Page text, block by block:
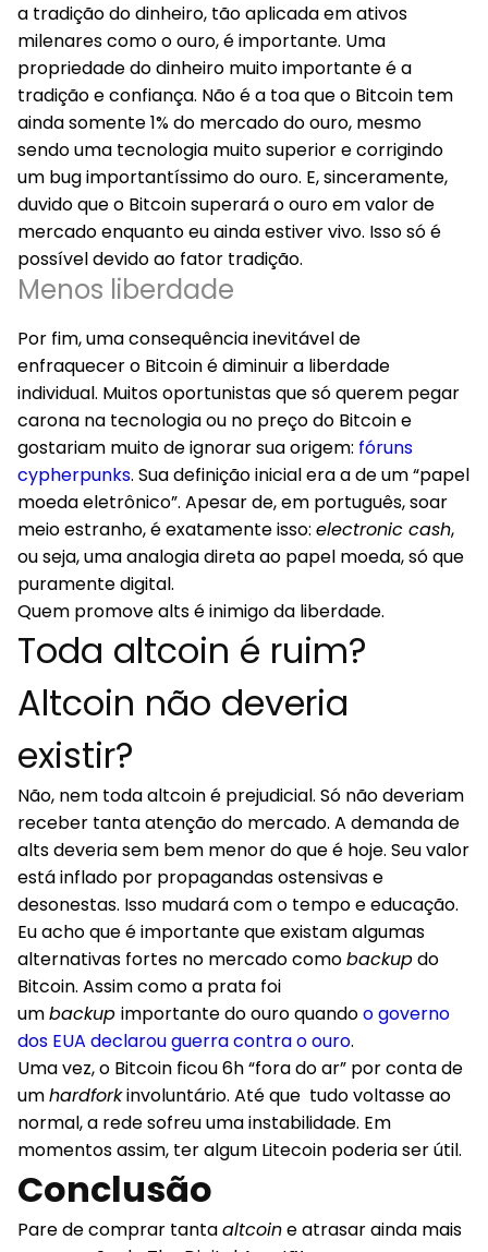
a tradiçãodo dinheiro, tão aplicada em ativos
milenares como o ouro, é importante. Uma
propriedade do dinheiro muito importante é a
tradição e confiança. Não é a toa que o Bitcoin tem
ainda somente 1% do mercado do ouro, mesmo
sendo uma tecnologia muito superior e corrigindo
um bug importantíssimo do ouro. E, sinceramente,
duvido que o Bitcoin superará o ouro em valor de
mercado enquanto eu ainda estiver vivo. Isso só é
possível devido ao fator tradição.
Menos liberdade
Por fim, uma consequência inevitável de
enfraquecer o Bitcoin é diminuir a liberdade
individual. Muitos oportunistas que só querem pegar
carona na tecnologia ou no preço do Bitcoin e
gostariam muito de ignorar sua origem: fóruns
cypherpunks. Sua definição inicial era a de um “papel
moeda eletrônico”. Apesar de, em português, soar
meio estranho, é exatamente isso: electronic cash,
ou seja, uma analogia direta ao papel moeda, só que
puramente digital.
Quem promove alts é inimigo da liberdade.
Toda altcoin é ruim?
Altcoin não deveria
existir?
Não, nem toda altcoin é prejudicial. Só não deveriam
receber tanta atenção do mercado. A demanda de
alts deveria sem bem menor do que é hoje. Seu valor
está inflado por propagandas ostensivas e
desonestas. Isso mudará com o tempo e educação.
Eu acho que é importante que existam algumas
alternativas fortes no mercado comobackupdo
Bitcoin. Assim como a prata foi
umbackup importante do ouro quandoo governo
dos EUA declarou guerra contra o ouro.
Uma vez, o Bitcoin ficou 6h “fora do ar” por conta de
umhardforkinvoluntário. Até que tudo voltasse ao
normal, a rede sofreu uma instabilidade. Em
momentos assim, ter algum Litecoin poderia ser útil.
Conclusão
Pare de comprar tantaaltcoine atrasar ainda mais